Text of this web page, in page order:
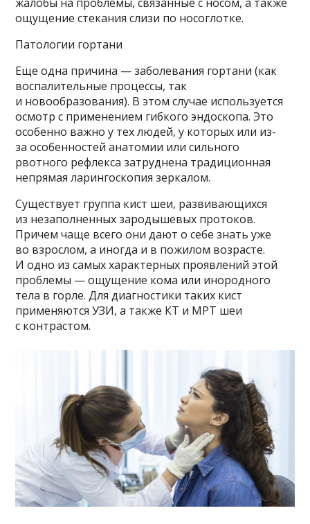
ощущение стекания слизи по носоглотке.
Патологии гортани
Еще одна причина — заболевания гортани (как
воспалительные процессы, так
и новообразования). В этом случае используется
осмотр с применением гибкого эндоскопа. Это
особенно важно у тех людей, у которых или из-
за особенностей анатомии или сильного
рвотного рефлекса затруднена традиционная
непрямая ларингоскопия зеркалом.
Существует группа кист шеи, развивающихся
из незаполненных зародышевых протоков.
Причем чаще всего они дают о себе знать уже
во взрослом, а иногда и в пожилом возрасте.
И одно из самых характерных проявлений этой
проблемы — ощущение кома или инородного
тела в горле. Для диагностики таких кист
применяются УЗИ, а также КТ и МРТ шеи
с контрастом.